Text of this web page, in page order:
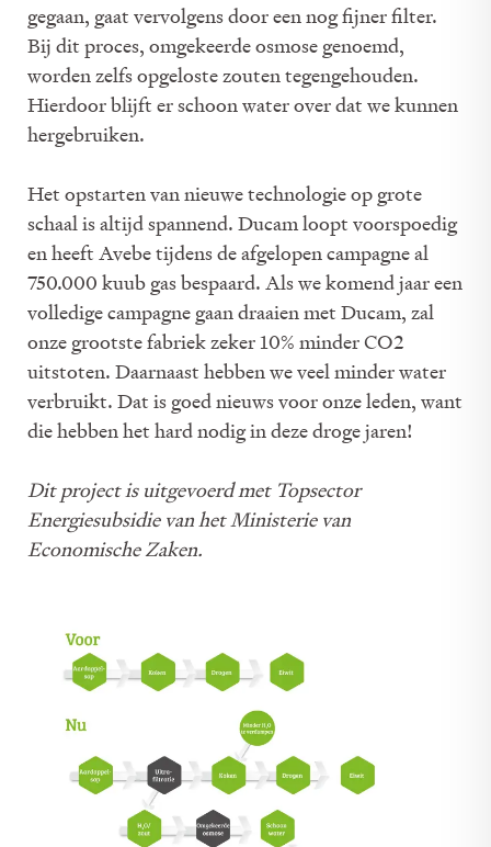
gegaan, gaat vervolgens door een nog fijner filter.
Bij dit proces, omgekeerde osmose genoemd,
worden zelfs opgeloste zouten tegengehouden.
Hierdoor blijft er schoon water over dat we kunnen
hergebruiken.
Het opstarten van nieuwe technologie op grote
schaal is altijd spannend. Ducam loopt voorspoedig
en heeft Avebe tijdens de afgelopen campagne al
750.000 kuub gas bespaard. Als we komend jaar een
volledige campagne gaan draaien met Ducam, zal
onze grootste fabriek zeker 10% minder CO2
uitstoten. Daarnaast hebben we veel minder water
verbruikt. Dat is goed nieuws voor onze leden, want
die hebben het hard nodig in deze droge jaren!
Dit project is uitgevoerd met Topsector
Energiesubsidie van het Ministerie van
Economische Zaken.